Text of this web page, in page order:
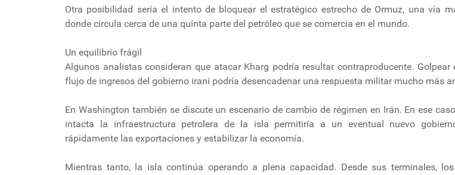
Otra posibilidad sería el intento de bloquear el estratégico estrecho de Ormuz, una vía
donde circula cerca de una quinta parte del petróleo que se comercia en el mundo.
Un equilibrio frágil
Algunos analistas consideran que atacar Kharg podría resultar contraproducente. Golpear
flujo de ingresos del gobierno iraní podría desencadenar una respuesta militar mucho más
En Washington también se discute un escenario de cambio de régimen en Irán. En ese
intacta la infraestructura petrolera de la isla permitiría a un eventual nuevo
rápidamente las exportaciones y estabilizar la economía.
Mientras tanto, la isla continúa operando a plena capacidad. Desde sus terminales,